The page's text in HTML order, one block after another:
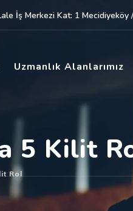
İş Merkezi Kat: 1
Uzmanlık Alanlarımız
5 Kilit
Rol